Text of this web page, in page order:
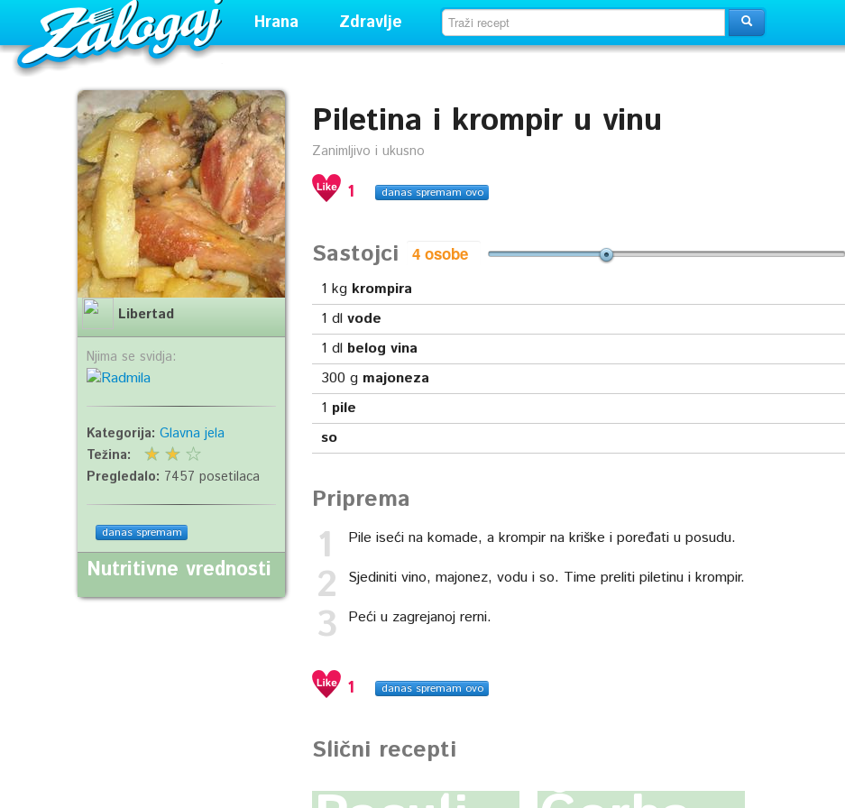
Hrana Zdravlje
Piletina i krompir u vinu
Zanimljivo i ukusno
1 danas spremam ovo
Sastojci
1 kg krompira
1 dl vode
1 dl belog vina
300 g majoneza
1 pile
so
Priprema
Pile iseći na komade, a krompir na kriške i poređati u posudu.
Sjediniti vino, majonez, vodu i so. Time preliti piletinu i krompir.
Peći u zagrejanoj rerni.
1 danas spremam ovo
Slični recepti
Libertad
Njima se svidja:
Kategorija: Glavna jela
Težina:
Pregledalo: 7457 posetilaca
danas spremam
Nutritivne vrednosti